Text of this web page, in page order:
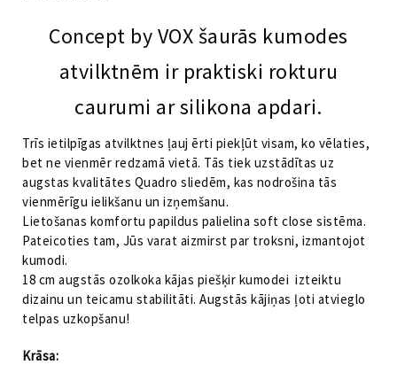
Concept by VOX šaurās kumodes
atvilktnēm ir praktiski rokturu
caurumi ar silikona apdari.
Trīs ietilpīgas atvilktnes ļauj ērti piekļūt visam, ko vēlaties,
bet ne vienmēr redzamā vietā. Tās tiek uzstādītas uz
augstas kvalitātes Quadro sliedēm, kas nodrošina tās
vienmērīgu ielikšanu un izņemšanu.
Lietošanas komfortu papildus palielina soft close sistēma.
Pateicoties tam, Jūs varat aizmirst par troksni, izmantojot
kumodi.
18 cm augstās ozolkoka kājas piešķir kumodei izteiktu
dizainu un teicamu stabilitāti. Augstās kājiņas ļoti atvieglo
telpas uzkopšanu!
Krāsa: